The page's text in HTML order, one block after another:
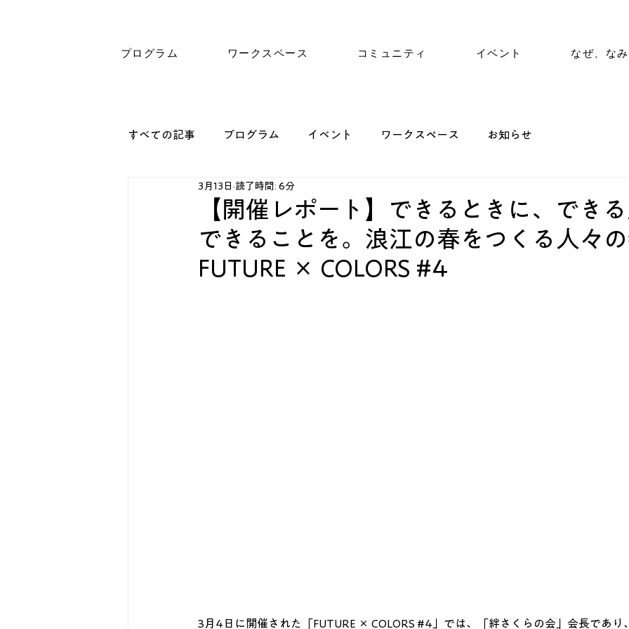
プログラム ワークスペース コミュニティ イベント なぜ、なみ
すべての記事 プログラム イベント ワークスペース お知らせ
【開催レポート】できるときに、できる
できることを。浪江の春をつくる人々の
FUTURE × COLORS #4
3月13日 読了時間: 6分
3月4日に開催された「FUTURE × COLORS #4 」では、「絆さくらの会」会長であり